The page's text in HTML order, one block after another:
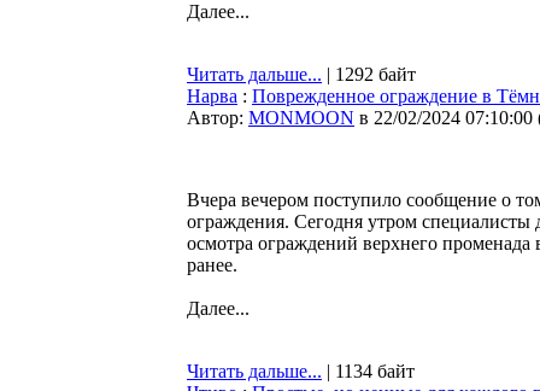
Далее...
Читать дальше... | 1292 байт
Нарва : Поврежденное ограждение в
Автор: MONMOON в 22/02/2024 07:10:00
Вчера вечером поступило сообщение о
ограждения. Сегодня утром специалисты
осмотра ограждений верхнего
ранее.
Далее...
Читать дальше... | 1134 байт